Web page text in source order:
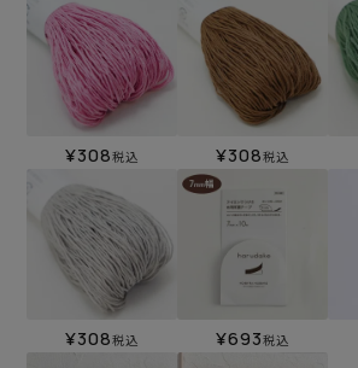
¥308税込 ¥308税込
¥308税込 ¥693税込